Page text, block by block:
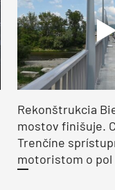
Rekonštrukcia
mostov finišuje.
Trenčíne
motoristom o pol